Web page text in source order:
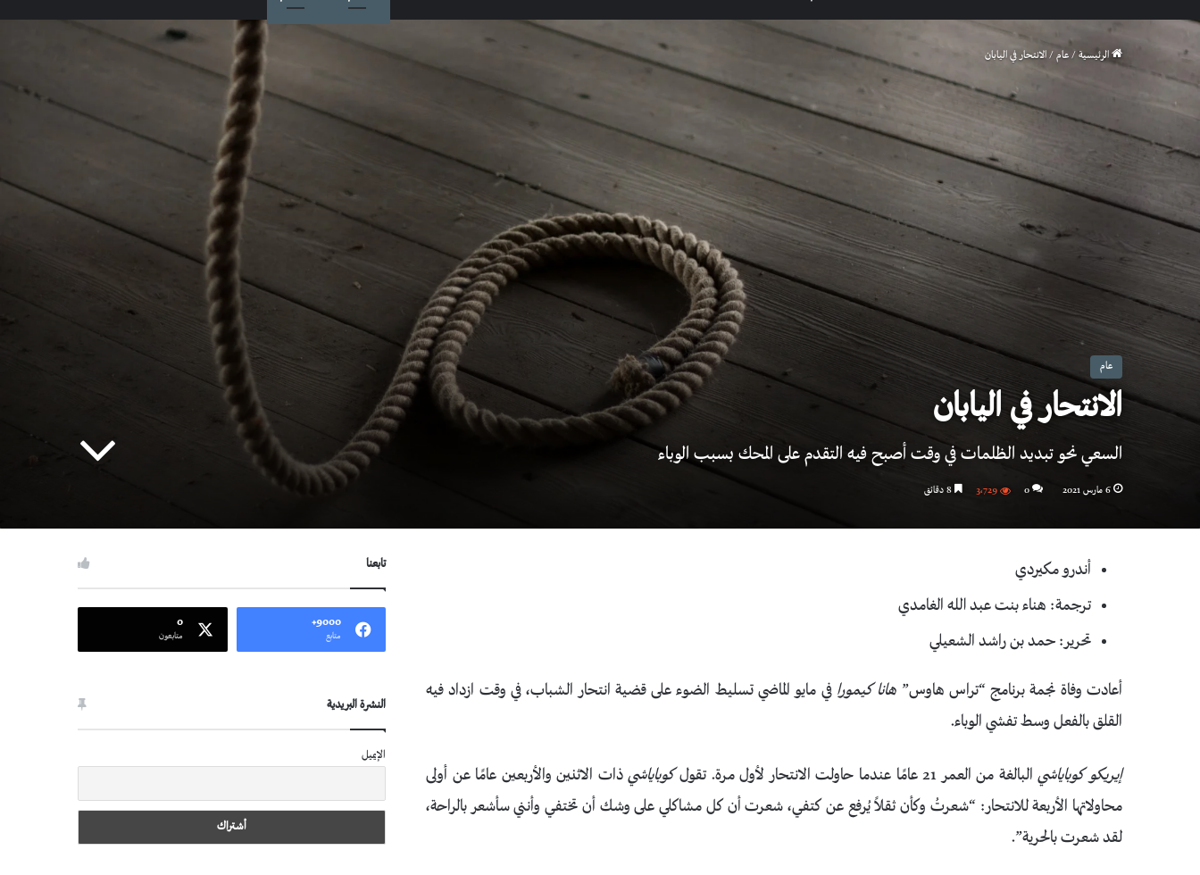
الرئيسية / عام / الانتحار في اليابان
عام
الانتحار في اليابان
السعي نحو تبديد الظلمات في وقت أصبح فيه التقدم على المحك بسبب الوباء
6 مارس 2021 0 3٬729
أندرو مكيردي
ترجمة: هناء بنت عبد الله الغامدي
تحرير: حمد بن راشد الشعيلي
أعادت وفاة نجمة برنامج “تراس هاوس” هانا كيمورا في مايو الماضي تسليط الضوء على قضية انتحار الشباب، في وقت ازداد فيه
القلق بالفعل وسط تفشي الوباء.
إيريكو كوباياشيالبالغة من العمر 21 عامًا عندما حاولت الانتحار لأول مرة. تقول كوباياشيذات الاثنين والأربعين عامًا عن أولى
محاولاتها الأربعة للانتحار: “شعرتُ وكأن ثقلاً يُرفع عن كتفي، شعرت أن كل مشاكلي على وشك أن تختفي وأنني سأشعر بالراحة،
لقد شعرت بالحرية”.
تابعنا
9000+
متابع
0
متابعون
النشرة البريدية
الإيميل